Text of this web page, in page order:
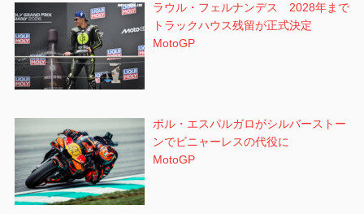
ラウル・フェルナンデス 2028年まで
トラックハウス残留が正式決定
MotoGP
ポル・エスパルガロがシルバーストー
ンでビニャーレスの代役に
MotoGP